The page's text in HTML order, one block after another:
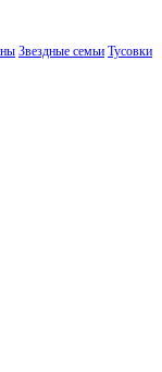
Звездные семьи Тусовки